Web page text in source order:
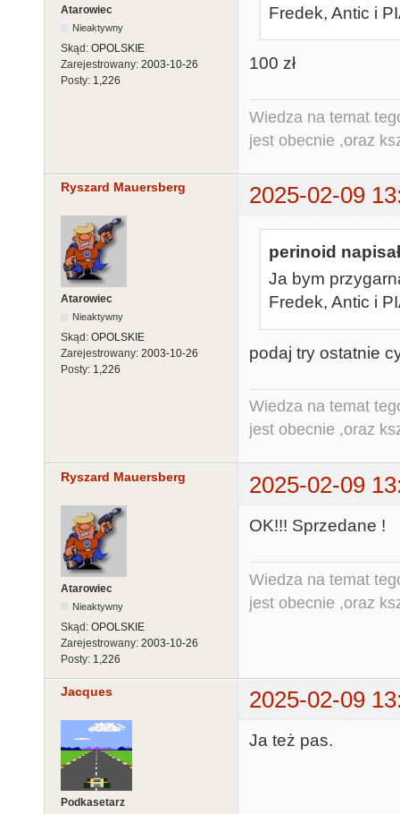
Atarowiec
Nieaktywny
Skąd: OPOLSKIE
Zarejestrowany: 2003-10-26
Posty: 1,226
Fredek, Antic i
100 zł
Wiedza na temat
jest obecnie ,oraz
Ryszard Mauersberg 2025-02-09
Atarowiec
Nieaktywny
Skąd: OPOLSKIE
Zarejestrowany: 2003-10-26
Posty: 1,226
perinoid
Ja bym
Fredek, Antic i
podaj try ostatnie
Wiedza na temat
jest obecnie ,oraz
Ryszard Mauersberg 2025-02-09
Atarowiec
Nieaktywny
Skąd: OPOLSKIE
Zarejestrowany: 2003-10-26
Posty: 1,226
OK!!! Sprzedane !
Wiedza na temat
jest obecnie ,oraz
Jacques 2025-02-09
Podkasetarz
Ja też pas.